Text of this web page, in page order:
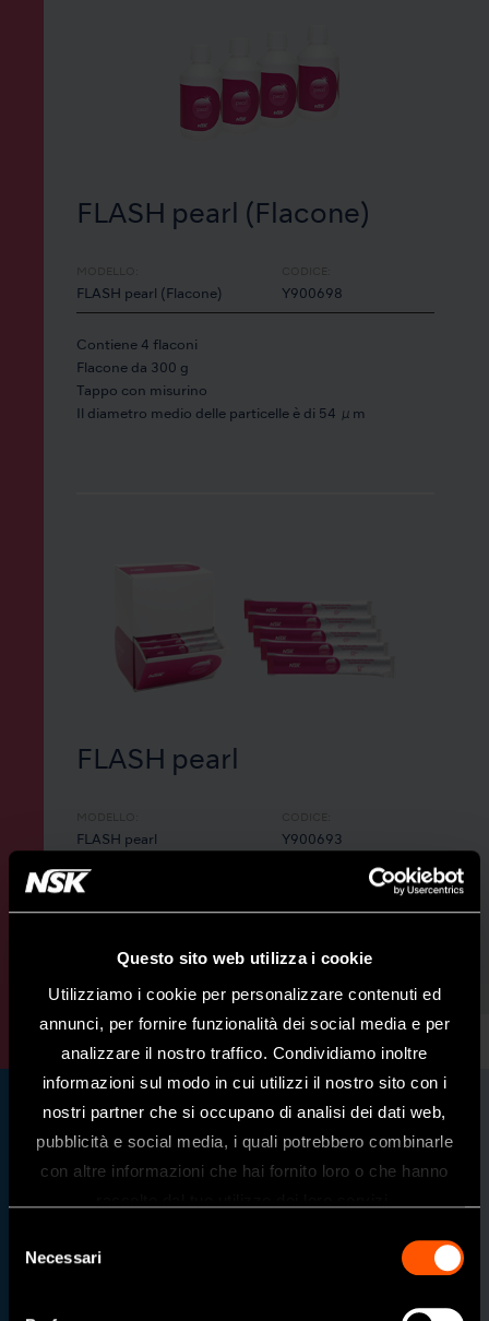
Questo sito web utilizza i cookie
Utilizziamo i cookie per personalizzare contenuti ed
annunci, per fornire funzionalità dei social media e per
analizzare il nostro traffico. Condividiamo inoltre
informazioni sul modo in cui utilizzi il nostro sito con i
nostri partner che si occupano di analisi dei dati web,
pubblicità e social media, i quali potrebbero combinarle
con altre informazioni che hai fornito loro o che hanno
Necessari
Benvenuti nel sito web di NSK Dental
Italy
FLASH pearl (Flacone)
FLASH pearl (Flacone) Y900698
Contiene 4 flaconi
Flacone da 300 g
Tappo con misurino
Il diametro medio delle particelle è di 54 μm
FLASH pearl
FLASH pearl Y900693
Contiene 100 buste da 15 g cad
Il diametro medio delle particelle è di 54 μm